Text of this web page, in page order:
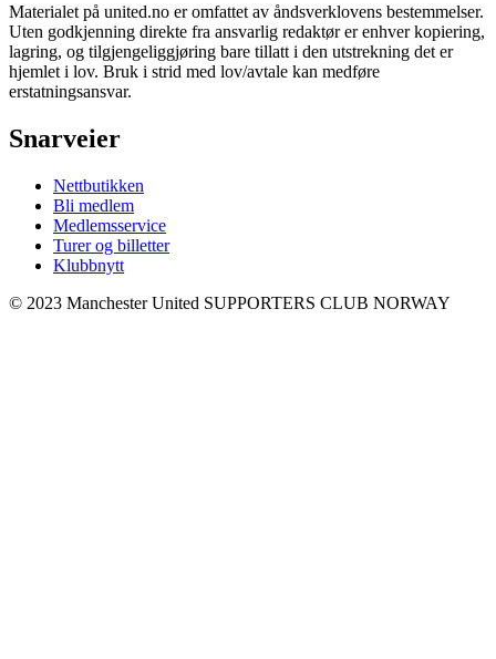
Materialet på united.no er omfattet av åndsverklovens bestemmelser.
Uten godkjenning direkte fra ansvarlig redaktør er enhver kopiering,
lagring, og tilgjengeliggjøring bare tillatt i den utstrekning det er
hjemlet i lov. Bruk i strid med lov/avtale kan medføre
erstatningsansvar.
Snarveier
Nettbutikken
Bli medlem
Medlemsservice
Turer og billetter
Klubbnytt
© 2023 Manchester United SUPPORTERS CLUB NORWAY